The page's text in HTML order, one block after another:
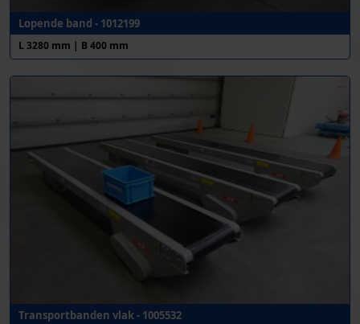
Lopende band - 1012199
L 3280 mm | B 400 mm
Transportbanden vlak - 1005532